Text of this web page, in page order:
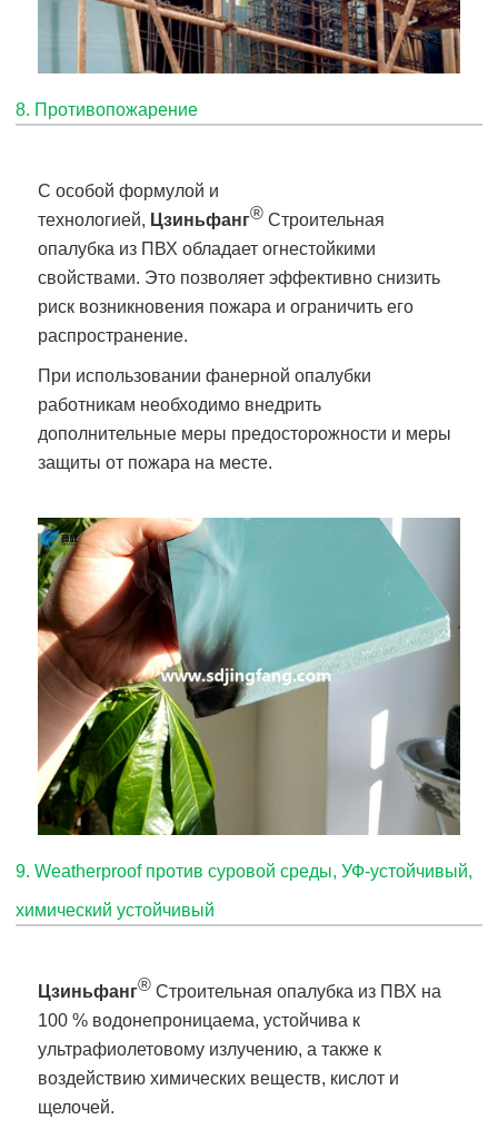
8. Противопожарение
С особой формулой и
технологией, Цзиньфанг® Строительная
опалубка из ПВХ обладает огнестойкими
свойствами. Это позволяет эффективно снизить
риск возникновения пожара и ограничить его
распространение.
При использовании фанерной опалубки
работникам необходимо внедрить
дополнительные меры предосторожности и меры
защиты от пожара на месте.
9.Weatherproof против суровой среды, УФ-устойчивый,
химический устойчивый
Цзиньфанг® Строительная опалубка из ПВХ на
100 % водонепроницаема, устойчива к
ультрафиолетовому излучению, а также к
воздействию химических веществ, кислот и
щелочей.